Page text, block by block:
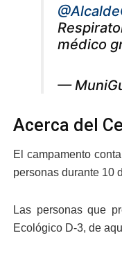
médico
—
Acerca del
El campamento
personas durante 10
Las personas que
Ecológico D-3, de